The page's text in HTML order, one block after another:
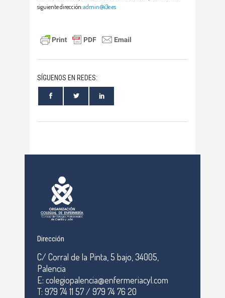
siguiente dirección:admin@i3e.es
SÍGUENOS EN REDES:
Dirección
C/ Corral de la Pinta, 5 bajo, 34005,
Palencia
E: colegiopalencia@enfermeriacyl.com
T: 979 74 11 57 / 979 74 76 20